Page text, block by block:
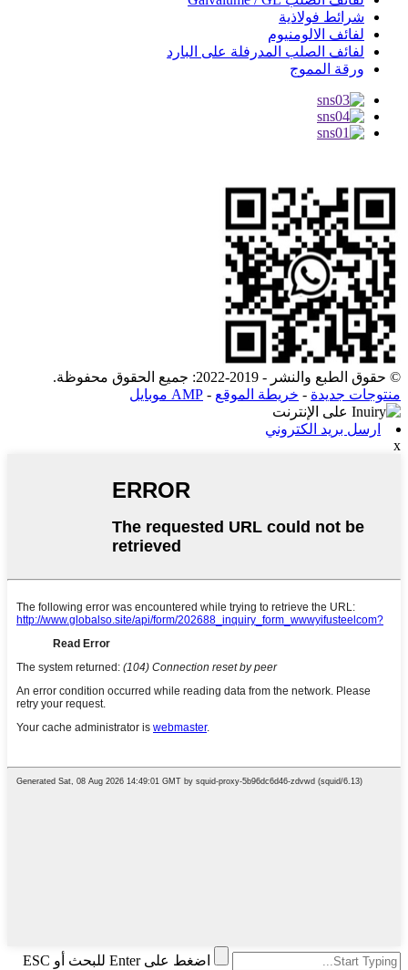
شرائط فولاذية
لفائف الالومنيوم
لفائف الصلب المدرفلة على البارد
ورقة المموج
© حقوق الطبع والنشر - 2019-2022: جميع الحقوق محفوظة.
منتوجات جديدة - خريطة الموقع - AMP موبايل
ارسل بريد الكتروني
x
اضغط على Enter للبحث أو ESC